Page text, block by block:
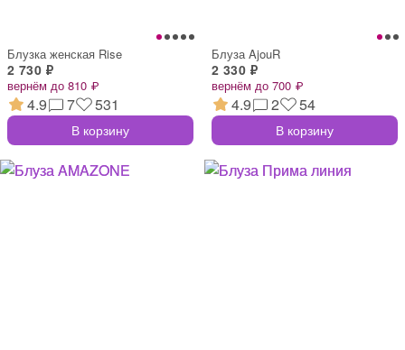
Блузка женская Rise
2 730 ₽
вернём до 810 ₽
4.9 7 531
В корзину
Блуза AjouR
2 330 ₽
вернём до 700 ₽
4.9 2 54
В корзину